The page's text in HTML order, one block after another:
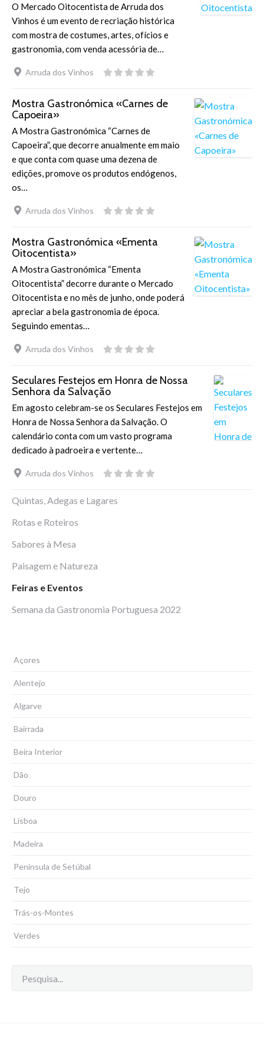
O Mercado Oitocentista de Arruda dos
Vinhos é um evento de recriação histórica
com mostra de costumes, artes, ofícios e
gastronomia, com venda acessória de…
Arruda dos Vinhos
Mostra Gastronómica «Carnes de
Capoeira»
A Mostra Gastronómica “Carnes de
Capoeira”, que decorre anualmente em maio
e que conta com quase uma dezena de
edições, promove os produtos endógenos,
os…
Arruda dos Vinhos
Mostra Gastronómica «Ementa
Oitocentista»
A Mostra Gastronómica “Ementa
Oitocentista” decorre durante o Mercado
Oitocentista e no mês de junho, onde poderá
apreciar a bela gastronomia de época.
Seguindo ementas…
Arruda dos Vinhos
Seculares Festejos em Honra de Nossa
Senhora da Salvação
Em agosto celebram-se os Seculares Festejos em
Honra de Nossa Senhora da Salvação. O
calendário conta com um vasto programa
dedicado à padroeira e vertente…
Arruda dos Vinhos
Quintas, Adegas e Lagares
Rotas e Roteiros
Sabores à Mesa
Paisagem e Natureza
Feiras e Eventos
Semana da Gastronomia Portuguesa 2022
Açores
Alentejo
Algarve
Bairrada
Beira Interior
Dão
Douro
Lisboa
Madeira
Península de Setúbal
Tejo
Trás-os-Montes
Verdes